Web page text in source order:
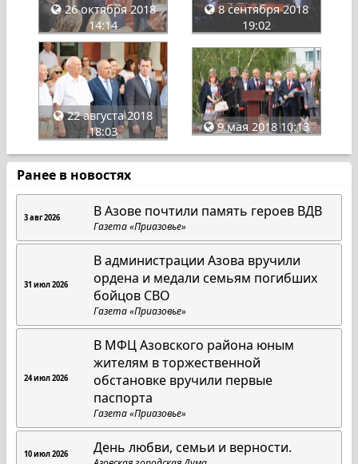
26 октября 2018
14:14
8 сентября 2018
19:02
22 августа 2018
18:03
9 мая 2018 10:13
Ранее в новостях
3 авг 2026 В Азове почтили память героев ВДВ
Газета «Приазовье»
31 июл 2026
В администрации Азова вручили
ордена и медали семьям погибших
бойцов СВО
Газета «Приазовье»
24 июл 2026
В МФЦ Азовского района юным
жителям в торжественной
обстановке вручили первые
паспорта
Газета «Приазовье»
10 июл 2026 День любви, семьи и верности.